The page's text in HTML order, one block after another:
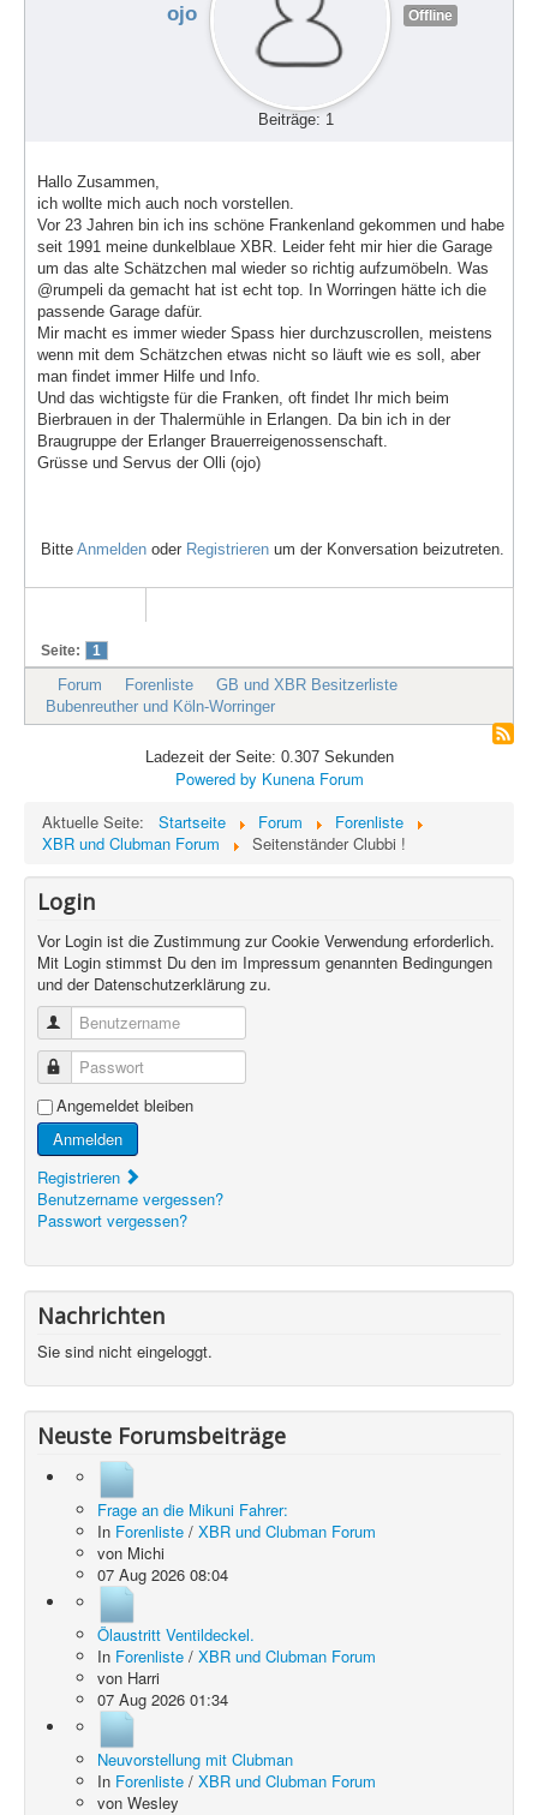
ojo Offline
Beiträge: 1
Hallo Zusammen,
ich wollte mich auch noch vorstellen.
Vor 23 Jahren bin ich ins schöne Frankenland gekommen und habe
seit 1991 meine dunkelblaue XBR. Leider feht mir hier die Garage
um das alte Schätzchen mal wieder so richtig aufzumöbeln. Was
@rumpeli da gemacht hat ist echt top. In Worringen hätte ich die
passende Garage dafür.
Mir macht es immer wieder Spass hier durchzuscrollen, meistens
wenn mit dem Schätzchen etwas nicht so läuft wie es soll, aber
man findet immer Hilfe und Info.
Und das wichtigste für die Franken, oft findet Ihr mich beim
Bierbrauen in der Thalermühle in Erlangen. Da bin ich in der
Braugruppe der Erlanger Brauerreigenossenschaft.
Grüsse und Servus der Olli (ojo)
Bitte Anmelden oder Registrieren um der Konversation beizutreten.
Seite: 1
Forum Forenliste
GB und XBR Besitzerliste
Bubenreuther und Köln-Worringer
Ladezeit der Seite: 0.307 Sekunden
Powered by Kunena Forum
Aktuelle Seite:
Startseite Forum
Forenliste
XBR und Clubman Forum
Seitenständer Clubbi !
Login
Vor Login ist die Zustimmung zur Cookie Verwendung erforderlich.
Mit Login stimmst Du den im Impressum genannten Bedingungen
und der Datenschutzerklärung zu.
Benutzername
Passwort
Angemeldet bleiben
Anmelden
Registrieren
Benutzername vergessen?
Passwort vergessen?
Nachrichten
Sie sind nicht eingeloggt.
Neuste Forumsbeiträge
Frage an die Mikuni Fahrer:
In Forenliste / XBR und Clubman Forum
von Michi
07 Aug 2026 08:04
Ölaustritt Ventildeckel.
In Forenliste / XBR und Clubman Forum
von Harri
07 Aug 2026 01:34
Neuvorstellung mit Clubman
In Forenliste / XBR und Clubman Forum
von Wesley